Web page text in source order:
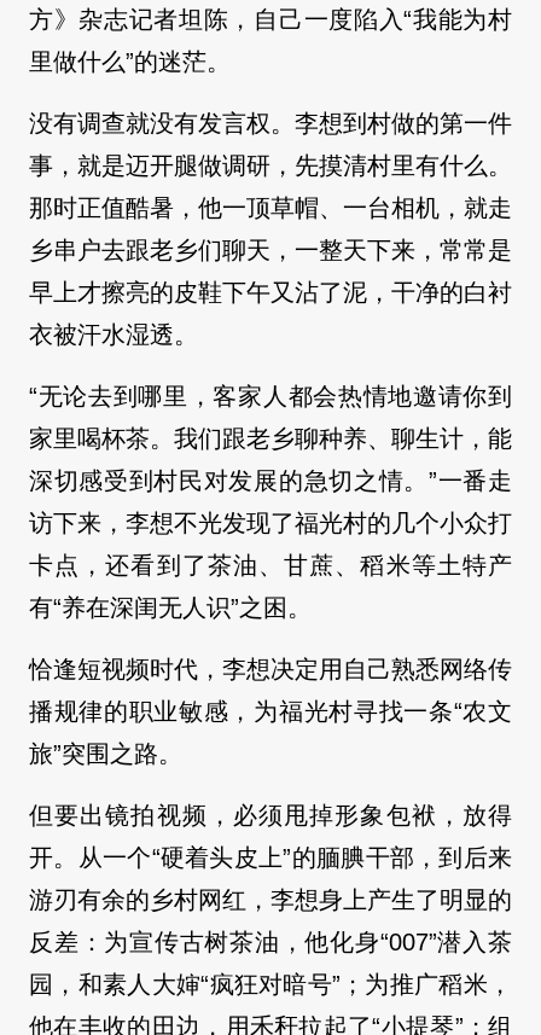
方》杂志记者坦陈，自己一度陷入“我能为村
里做什么”的迷茫。
没有调查就没有发言权。李想到村做的第一件
事，就是迈开腿做调研，先摸清村里有什么。
那时正值酷暑，他一顶草帽、一台相机，就走
乡串户去跟老乡们聊天，一整天下来，常常是
早上才擦亮的皮鞋下午又沾了泥，干净的白衬
衣被汗水湿透。
“无论去到哪里，客家人都会热情地邀请你到
家里喝杯茶。我们跟老乡聊种养、聊生计，能
深切感受到村民对发展的急切之情。”一番走
访下来，李想不光发现了福光村的几个小众打
卡点，还看到了茶油、甘蔗、稻米等土特产
有“养在深闺无人识”之困。
恰逢短视频时代，李想决定用自己熟悉网络传
播规律的职业敏感，为福光村寻找一条“农文
旅”突围之路。
但要出镜拍视频，必须甩掉形象包袱，放得
开。从一个“硬着头皮上”的腼腆干部，到后来
游刃有余的乡村网红，李想身上产生了明显的
反差：为宣传古树茶油，他化身“007”潜入茶
园，和素人大婶“疯狂对暗号”；为推广稻米，
他在丰收的田边，用禾秆拉起了“小提琴”；组